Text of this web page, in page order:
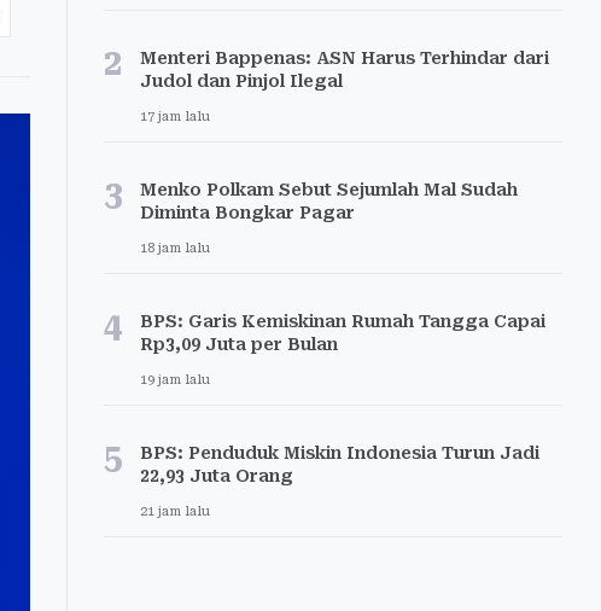
2
Menteri Bappenas: ASN Harus Terhindar dari
Judol dan Pinjol Ilegal
17 jam lalu
3
Menko Polkam Sebut Sejumlah Mal Sudah
Diminta Bongkar Pagar
18 jam lalu
4
BPS: Garis Kemiskinan Rumah Tangga Capai
Rp3,09 Juta per Bulan
19 jam lalu
5
BPS: Penduduk Miskin Indonesia Turun Jadi
22,93 Juta Orang
21 jam lalu